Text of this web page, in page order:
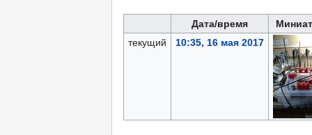
Дата/время
текущий
10:35, 16 мая 2017